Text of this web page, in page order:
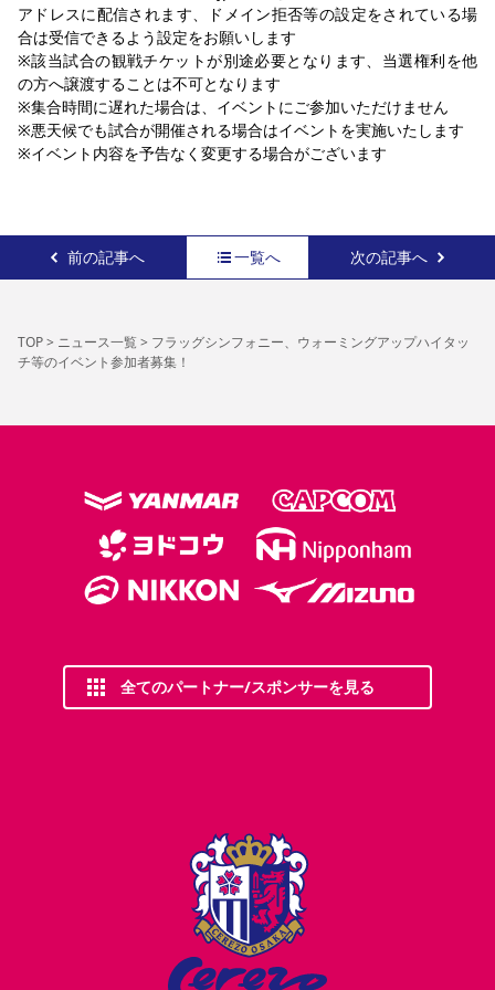
アドレスに配信されます、ドメイン拒否等の設定をされている場
合は受信できるよう設定をお願いします
※該当試合の観戦チケットが別途必要となります、当選権利を他
の方へ譲渡することは不可となります
※集合時間に遅れた場合は、イベントにご参加いただけません
※悪天候でも試合が開催される場合はイベントを実施いたします
※イベント内容を予告なく変更する場合がございます
前の記事へ 一覧へ 次の記事へ
TOP> ニュース一覧> フラッグシンフォニー、ウォーミングアップハイタッ
チ等のイベント参加者募集！
全てのパートナー/スポンサーを見る